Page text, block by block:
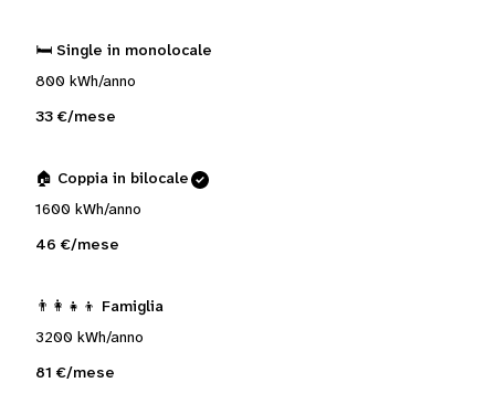
🛏️ Single in monolocale
800 kWh/anno
33 €/mese
🏠 Coppia in bilocale
1600 kWh/anno
46 €/mese
👨‍👩‍👧‍👦 Famiglia
3200 kWh/anno
81 €/mese